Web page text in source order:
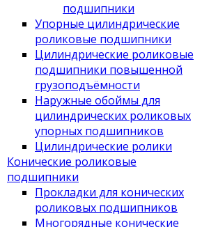
подшипники
Упорные цилиндрические
роликовые подшипники
Цилиндрические роликовые
подшипники повышенной
грузоподъёмности
Наружные обоймы для
цилиндрических роликовых
упорных подшипников
Цилиндрические ролики
Конические роликовые
подшипники
Прокладки для конических
роликовых подшипников
Многорядные конические